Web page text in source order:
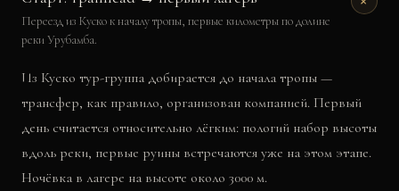
Переезд из Куско к началу тропы, первые километры по долине
реки Урубамба.
Из Куско тур-группа добирается до начала тропы —
трансфер, как правило, организован компанией. Первый
день считается относительно лёгким: пологий набор высоты
вдоль реки, первые руины встречаются уже на этом этапе.
Ночёвка в лагере на высоте около 3000 м.